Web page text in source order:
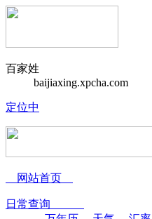
百家姓
baijiaxing.xpcha.com
定位中
网站首页
日常查询